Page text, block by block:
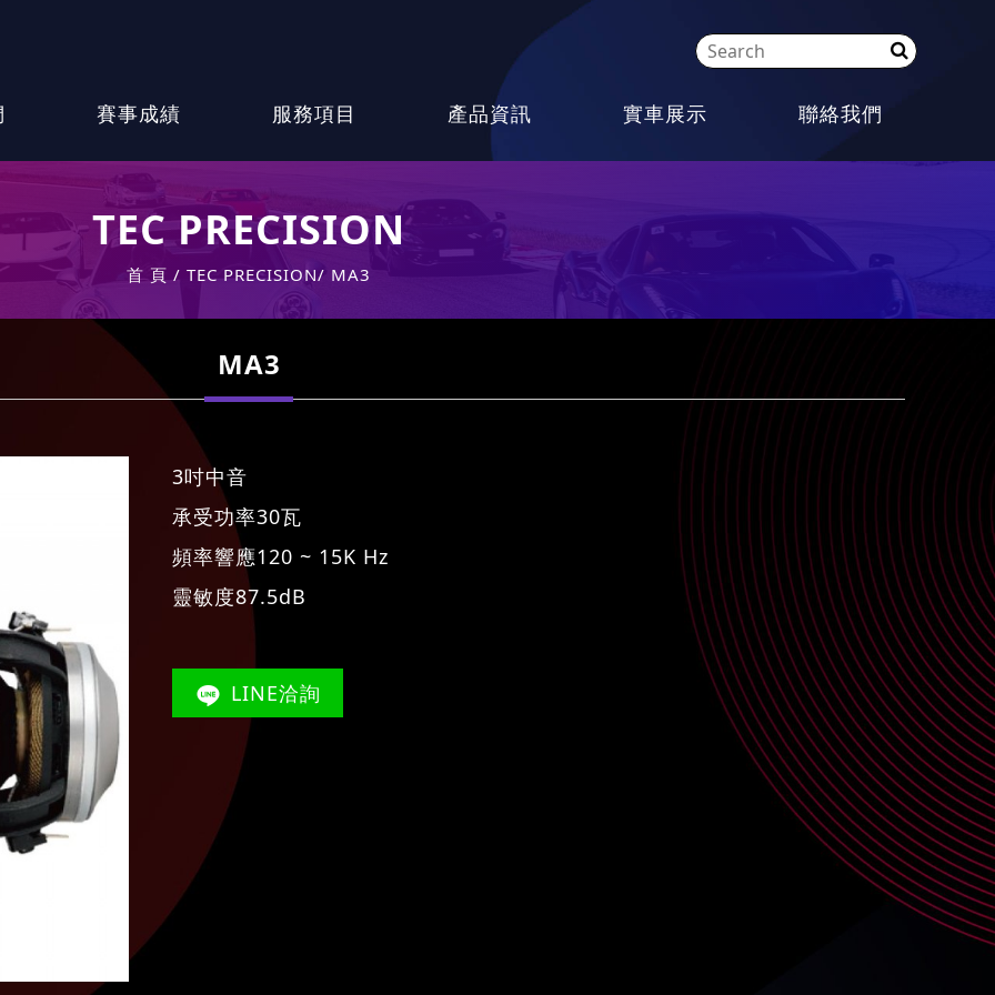
賽事成績 服務項目 產品資訊 實車展示 聯絡我們
TEC PRECISION
首 頁 TEC PRECISION MA3
MA3
3吋中音
承受功率30瓦
頻率響應120 ~ 15K Hz
靈敏度87.5dB
LINE洽詢